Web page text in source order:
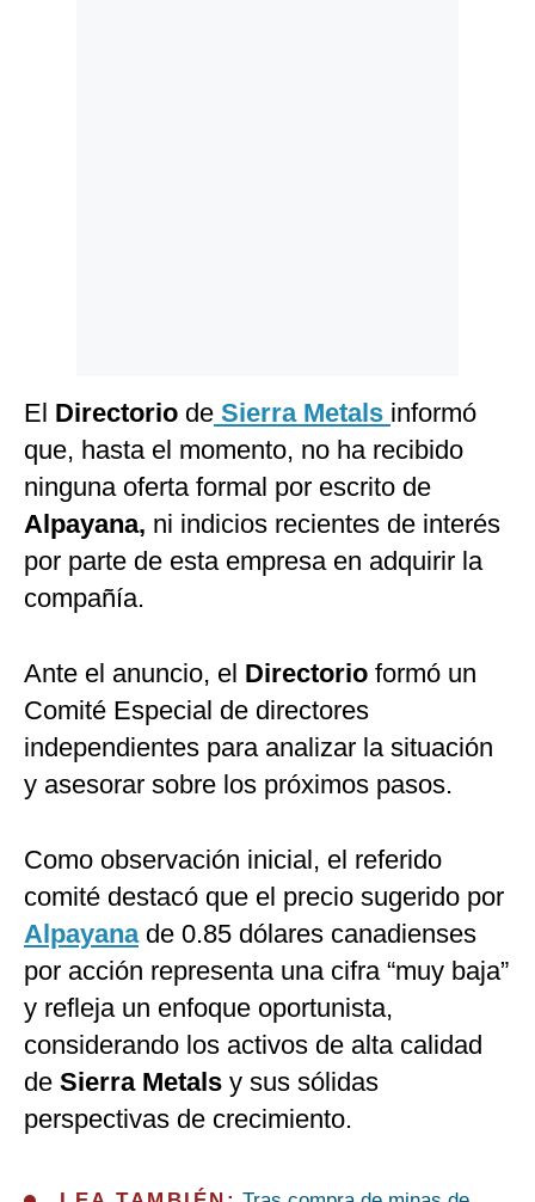
El Directorio de Sierra Metals informó
que, hasta el momento, no ha recibido
ninguna oferta formal por escrito de
Alpayana, ni indicios recientes de interés
por parte de esta empresa en adquirir la
compañía.
Ante el anuncio, el Directorio formó un
Comité Especial de directores
independientes para analizar la situación
y asesorar sobre los próximos pasos.
Como observación inicial, el referido
comité destacó que el precio sugerido por
Alpayanade 0.85 dólares canadienses
por acción representa una cifra “muy baja”
y refleja un enfoque oportunista,
considerando los activos de alta calidad
de Sierra Metals y sus sólidas
perspectivas de crecimiento.